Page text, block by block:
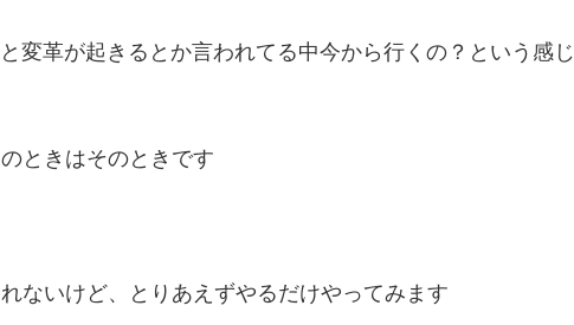
変革が起きるとか言われてる中今から行くの？という感じ
ときはそのときです
ないけど、とりあえずやるだけやってみます